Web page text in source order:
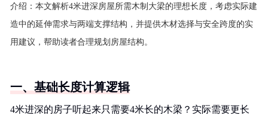
介绍： 本文解析4米进深房屋所需木制大梁的理想长度，考虑实际建
造中的延伸需求与两端支撑结构，并提供木材选择与安全跨度的实
用建议，帮助读者合理规划房屋结构。
一、基础长度计算逻辑
4米进深的房子听起来只需要4米长的木梁？实际需要更长